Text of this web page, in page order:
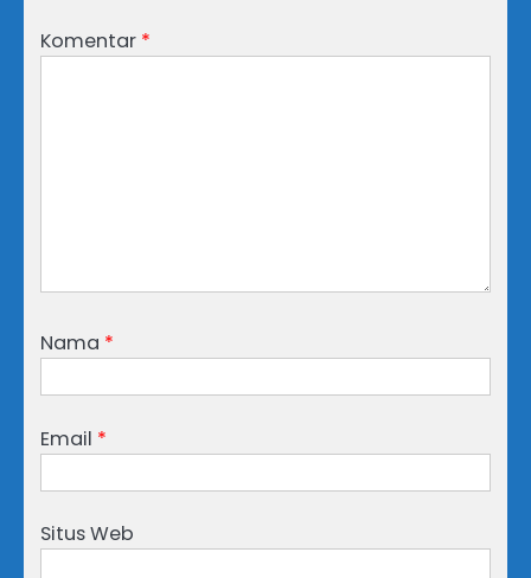
Komentar *
Nama *
Email *
Situs Web